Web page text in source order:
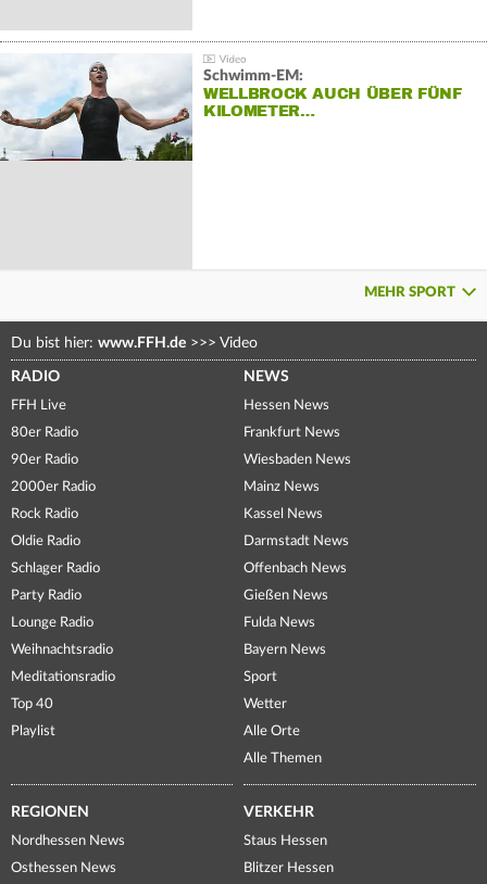
Schwimm-EM:
WELLBROCK AUCH ÜBER FÜNF
KILOMETER…
MEHR SPORT
Du bist hier: www.FFH.de >>> Video
RADIO
FFH Live
80er Radio
90er Radio
2000er Radio
Rock Radio
Oldie Radio
Schlager Radio
Party Radio
Lounge Radio
Weihnachtsradio
Meditationsradio
Top 40
Playlist
NEWS
Hessen News
Frankfurt News
Wiesbaden News
Mainz News
Kassel News
Darmstadt News
Offenbach News
Gießen News
Fulda News
Bayern News
Sport
Wetter
Alle Orte
Alle Themen
REGIONEN
Nordhessen News
Osthessen News
VERKEHR
Staus Hessen
Blitzer Hessen